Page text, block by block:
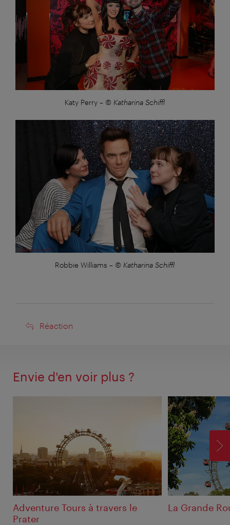
Katy Perry – © Katharina Schiffl
Robbie Williams – © Katharina Schiffl
Réaction
Réaction
Envie d'en voir plus ?
Adventure Tours à travers le
Prater
La Grande